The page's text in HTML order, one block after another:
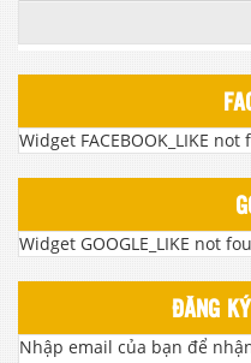
Widget FACEBOOK_LIKE not
Widget GOOGLE_LIKE not
ĐĂNG
Nhập email của bạn để